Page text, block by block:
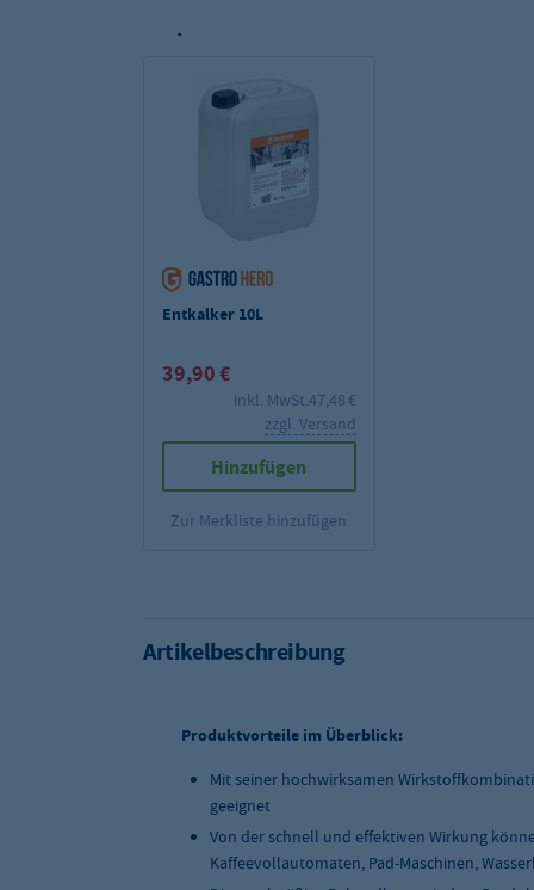
Entkalker 10L
39,90 €
inkl. MwSt.47,48 €
zzgl. Versand
Hinzufügen
Zur Merkliste hinzufügen
Artikelbeschreibung
Produktvorteile im Überblick:
Mit seiner hochwirksamen
geeignet
Von der schnell und effektiven Wirkung
Kaffeevollautomaten, Pad-Maschinen,